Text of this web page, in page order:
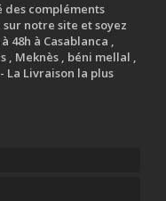
compléments
notre site et soyez
48h à Casablanca ,
, Meknès , béni mellal ,
La Livraison la plus